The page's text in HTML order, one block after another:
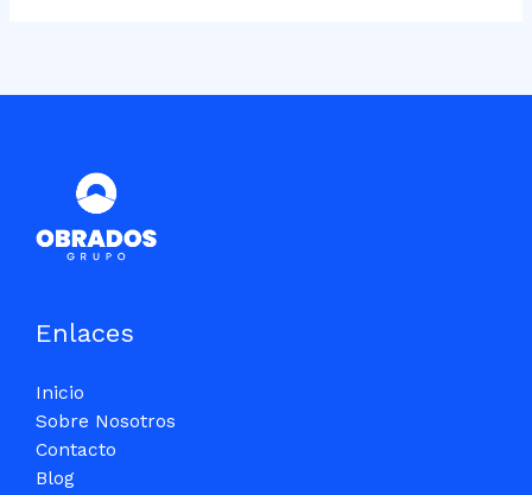
Enlaces
Inicio
Sobre Nosotros
Contacto
Blog